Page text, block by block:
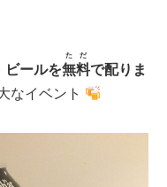
ールを無料
ただ
で配りま
なイベント